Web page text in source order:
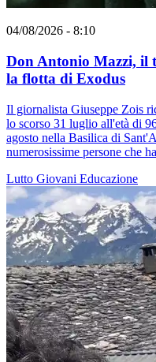
04/08/2026 - 8:10
Don Antonio Mazzi, il
la flotta di Exodus
Il giornalista Giuseppe Zois
lo scorso 31 luglio all'età di
agosto nella Basilica di
numerosissime persone che
Lutto Giovani Educazione